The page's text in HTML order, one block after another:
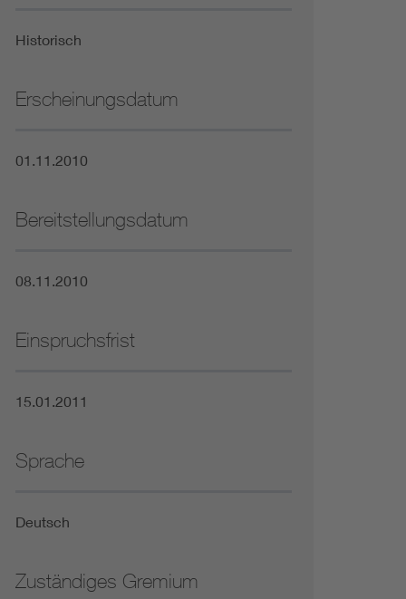
Historisch
Erscheinungsdatum
01.11.2010
Bereitstellungsdatum
08.11.2010
Einspruchsfrist
15.01.2011
Sprache
Deutsch
Zuständiges Gremium